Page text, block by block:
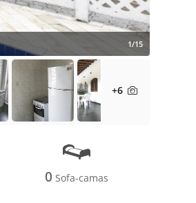
1/15
+6
0 Sofa-camas